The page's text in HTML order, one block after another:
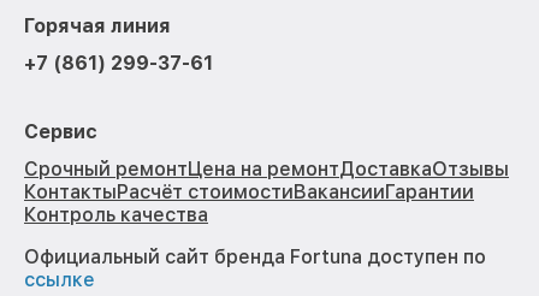
Горячая линия
+7 (861) 299-37-61
Сервис
Срочный ремонтЦена на ремонтДоставкаОтзывы
КонтактыРасчёт стоимостиВакансииГарантии
Контроль качества
Официальный сайт бренда Fortuna доступен по
ссылке